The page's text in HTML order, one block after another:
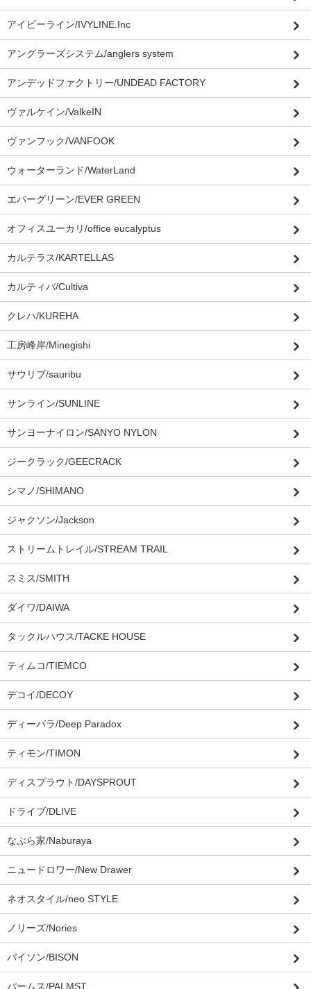
アイビーライン/IVYLINE.Inc
アングラーズシステム/anglers system
アンデッドファクトリー/UNDEAD FACTORY
ヴァルケイン/ValkeIN
ヴァンフック/VANFOOK
ウォーターランド/WaterLand
エバーグリーン/EVER GREEN
オフィスユーカリ/office eucalyptus
カルテラス/KARTELLAS
カルティバ/Cultiva
クレハ/KUREHA
工房峰岸/Minegishi
サウリブ/sauribu
サンライン/SUNLINE
サンヨーナイロン/SANYO NYLON
ジークラック/GEECRACK
シマノ/SHIMANO
ジャクソン/Jackson
ストリームトレイル/STREAM TRAIL
スミス/SMITH
ダイワ/DAIWA
タックルハウス/TACKE HOUSE
ティムコ/TIEMCO
デコイ/DECOY
ディーパラ/Deep Paradox
ティモン/TIMON
ディスプラウト/DAYSPROUT
ドライブ/DLIVE
なぶら家/Naburaya
ニュードロワー/New Drawer
ネオスタイル/neo STYLE
ノリーズ/Nories
バイソン/BISON
パームス/PALMST